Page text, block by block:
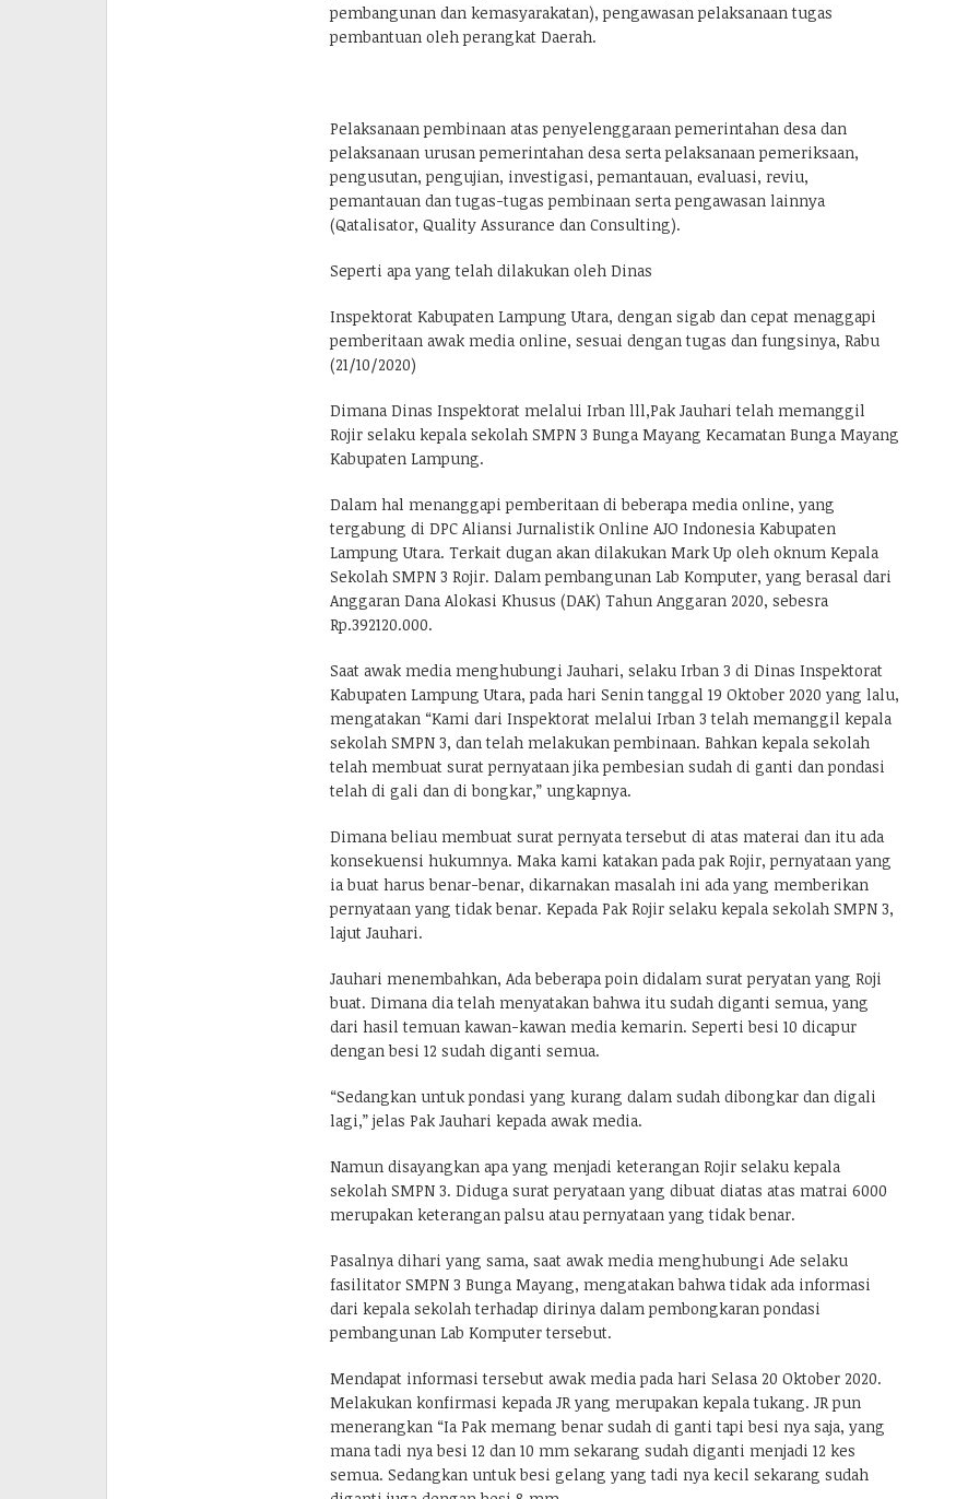
pembangunan dan kemasyarakatan), pengawasan pelaksanaan tugas
pembantuan oleh perangkat Daerah.
Pelaksanaan pembinaan atas penyelenggaraan pemerintahan desa dan
pelaksanaan urusan pemerintahan desa serta pelaksanaan pemeriksaan,
pengusutan, pengujian, investigasi, pemantauan, evaluasi, reviu,
pemantauan dan tugas-tugas pembinaan serta pengawasan lainnya
(Qatalisator, Quality Assurance dan Consulting).
Seperti apa yang telah dilakukan oleh Dinas
Inspektorat Kabupaten Lampung Utara, dengan sigab dan cepat menaggapi
pemberitaan awak media online, sesuai dengan tugas dan fungsinya, Rabu
(21/10/2020)
Dimana Dinas Inspektorat melalui Irban lll,Pak Jauhari telah memanggil
Rojir selaku kepala sekolah SMPN 3 Bunga Mayang Kecamatan Bunga Mayang
Kabupaten Lampung.
Dalam hal menanggapi pemberitaan di beberapa media online, yang
tergabung di DPC Aliansi Jurnalistik Online AJO Indonesia Kabupaten
Lampung Utara. Terkait dugan akan dilakukan Mark Up oleh oknum Kepala
Sekolah SMPN 3 Rojir. Dalam pembangunan Lab Komputer, yang berasal dari
Anggaran Dana Alokasi Khusus (DAK) Tahun Anggaran 2020, sebesra
Rp.392120.000.
Saat awak media menghubungi Jauhari, selaku Irban 3 di Dinas Inspektorat
Kabupaten Lampung Utara, pada hari Senin tanggal 19 Oktober 2020 yang lalu,
mengatakan “Kami dari Inspektorat melalui Irban 3 telah memanggil kepala
sekolah SMPN 3, dan telah melakukan pembinaan. Bahkan kepala sekolah
telah membuat surat pernyataan jika pembesian sudah di ganti dan pondasi
telah di gali dan di bongkar,” ungkapnya.
Dimana beliau membuat surat pernyata tersebut di atas materai dan itu ada
konsekuensi hukumnya. Maka kami katakan pada pak Rojir, pernyataan yang
ia buat harus benar-benar, dikarnakan masalah ini ada yang memberikan
pernyataan yang tidak benar. Kepada Pak Rojir selaku kepala sekolah SMPN 3,
lajut Jauhari.
Jauhari menembahkan, Ada beberapa poin didalam surat peryatan yang Roji
buat. Dimana dia telah menyatakan bahwa itu sudah diganti semua, yang
dari hasil temuan kawan-kawan media kemarin. Seperti besi 10 dicapur
dengan besi 12 sudah diganti semua.
“Sedangkan untuk pondasi yang kurang dalam sudah dibongkar dan digali
lagi,” jelas Pak Jauhari kepada awak media.
Namun disayangkan apa yang menjadi keterangan Rojir selaku kepala
sekolah SMPN 3. Diduga surat peryataan yang dibuat diatas atas matrai 6000
merupakan keterangan palsu atau pernyataan yang tidak benar.
Pasalnya dihari yang sama, saat awak media menghubungi Ade selaku
fasilitator SMPN 3 Bunga Mayang, mengatakan bahwa tidak ada informasi
dari kepala sekolah terhadap dirinya dalam pembongkaran pondasi
pembangunan Lab Komputer tersebut.
Mendapat informasi tersebut awak media pada hari Selasa 20 Oktober 2020.
Melakukan konfirmasi kepada JR yang merupakan kepala tukang. JR pun
menerangkan “Ia Pak memang benar sudah di ganti tapi besi nya saja, yang
mana tadi nya besi 12 dan 10 mm sekarang sudah diganti menjadi 12 kes
semua. Sedangkan untuk besi gelang yang tadi nya kecil sekarang sudah